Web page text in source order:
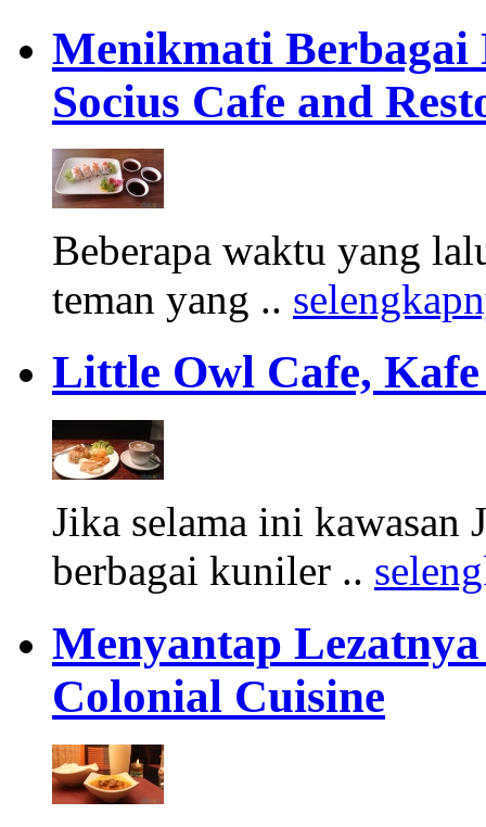
Menikmati Berbagai
Socius Cafe and
Beberapa waktu yang
teman yang ..
Little Owl Cafe,
Jika selama ini kawasan
berbagai kuniler ..
Menyantap
Colonial Cuisine